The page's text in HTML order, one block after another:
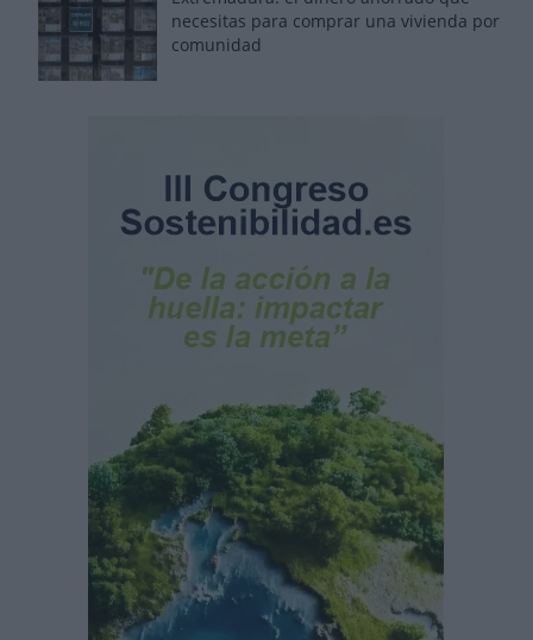
necesitas para comprar una vivienda por
comunidad